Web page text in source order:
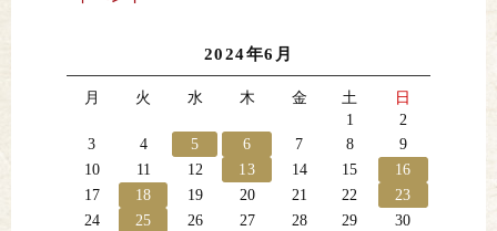
2024年6月
月 火 水 木 金 土
日
1
2
3
4 5 6 7 8
9
10
11 12 13 14 15
16
17
18 19 20 21 22
23
24
25 26 27 28 29
30